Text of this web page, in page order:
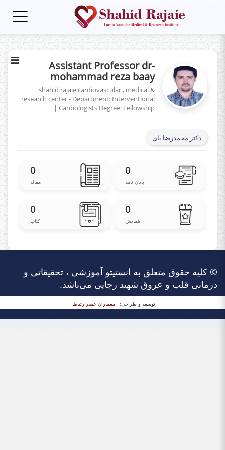
Assistant Professor dr-
mohammad reza baay
shahid rajaie cardiovascular , medical &
research center - Department: Interventional
Cardiologists Degree: Fellowship
|
دکتر محمدرضا بای
0
پایان نامه
0
مقاله
0
همایش
0
کتاب
© کلیه حقوق متعلق به انستیتو آموزشی ، تحقیقاتی و
درمانی قلب و عروق شهید رجایی می‌باشد.
توسعه و طراحی: معماران عصر‌ارتباط